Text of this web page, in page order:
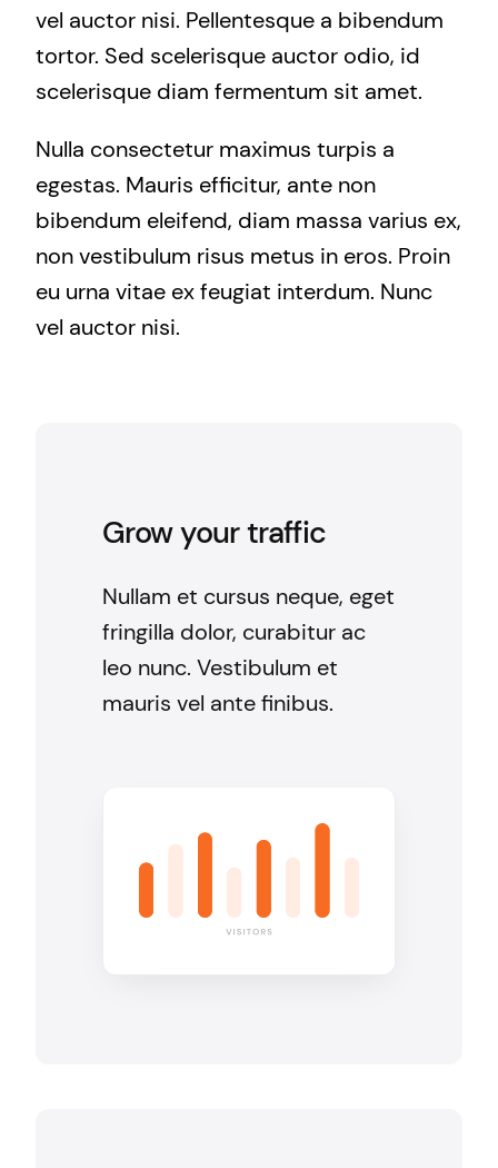
vel auctor nisi. Pellentesque a bibendum
tortor. Sed scelerisque auctor odio, id
scelerisque diam fermentum sit amet.
Nulla consectetur maximus turpis a
egestas. Mauris efficitur, ante non
bibendum eleifend, diam massa varius ex,
non vestibulum risus metus in eros. Proin
eu urna vitae ex feugiat interdum. Nunc
vel auctor nisi.
Grow your traffic
Nullam et cursus neque, eget
fringilla dolor, curabitur ac
leo nunc. Vestibulum et
mauris vel ante finibus.